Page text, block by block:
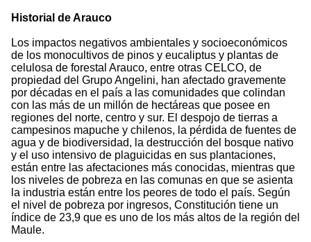
Historial de Arauco
Los impactos negativos ambientales y socioeconómicos
de los monocultivos de pinos y eucaliptus y plantas de
celulosa de forestal Arauco, entre otras CELCO, de
propiedad del Grupo Angelini, han afectado gravemente
por décadas en el país a las comunidades que colindan
con las más de un millón de hectáreas que posee en
regiones del norte, centro y sur. El despojo de tierras a
campesinos mapuche y chilenos, la pérdida de fuentes de
agua y de biodiversidad, la destrucción del bosque nativo
y el uso intensivo de plaguicidas en sus plantaciones,
están entre las afectaciones más conocidas, mientras que
los niveles de pobreza en las comunas en que se asienta
la industria están entre los peores de todo el país. Según
el nivel de pobreza por ingresos, Constitución tiene un
índice de 23,9 que es uno de los más altos de la región del
Maule.